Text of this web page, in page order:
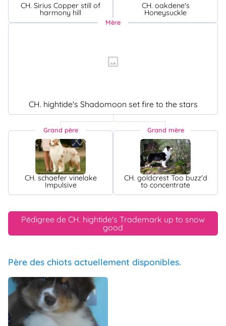
CH. Sirius Copper still of
harmony hill
CH. oakdene's
Honeysuckle
Mère
CH. hightide's Shadomoon set fire to the stars
Grand père
CH. schaefer vinelake
Impulsive
Grand mère
CH. goldcrest Too buzz'd
to concentrate
Pédigree de CH. hightide's Trademark up to snow
good
Père des chiots actuellement disponibles.